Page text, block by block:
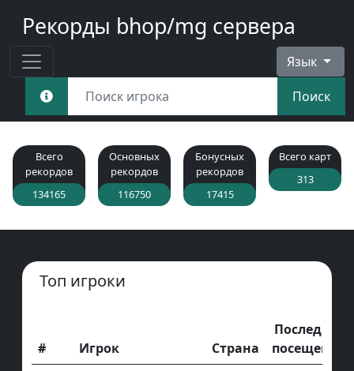
Рекорды bhop/mg сервера
Язык
Поиск
Всего
рекордов
134165
Основных
рекордов
116750
Бонусных
рекордов
17415
Всего карт
313
Топ игроки
# Игрок Страна
Последнее
посещение